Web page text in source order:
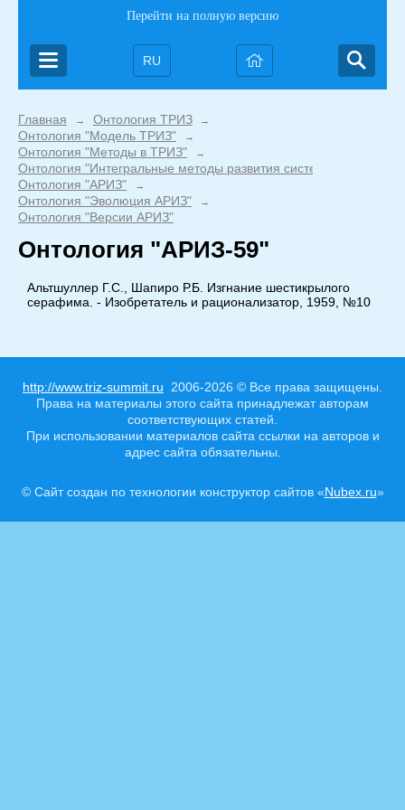
Перейти на полную версию
RU
Главная → Онтология ТРИЗ →
Онтология "Модель ТРИЗ" →
Онтология "Методы в ТРИЗ" →
Онтология "Интегральные методы развития систем"
Онтология "АРИЗ" →
Онтология "Эволюция АРИЗ" →
Онтология "Версии АРИЗ"
Онтология "АРИЗ-59"
Альтшуллер Г.С., Шапиро Р.Б. Изгнание шестикрылого
серафима. - Изобретатель и рационализатор, 1959, №10
http://www.triz-summit.ru 2006-2026 © Все права защищены.
Права на материалы этого сайта принадлежат авторам
соответствующих статей.
При использовании материалов сайта ссылки на авторов и
адрес сайта обязательны.
© Сайт создан по технологии конструктор сайтов «Nubex.ru»